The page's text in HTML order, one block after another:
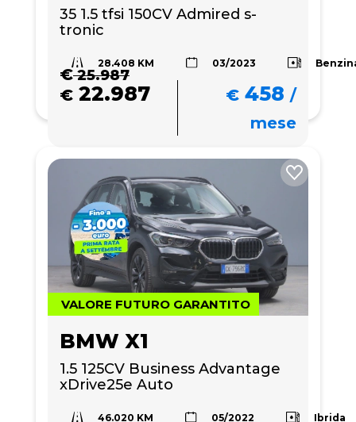
35 1.5 tfsi 150CV Admired s-
tronic
28.408 KM 03/2023
€25.987
€ 22.987 € 458 /
mese
VALORE FUTURO GARANTITO
BMW X1
1.5 125CV Business Advantage
xDrive25e Auto
46.020 KM 05/2022 Ibrida